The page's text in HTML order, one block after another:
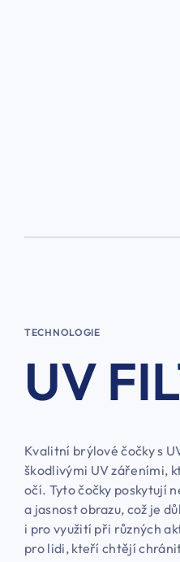
TECHNOLOGIE
UV
Kvalitní brýlové čočky s
škodlivými UV zářeními,
očí. Tyto čočky poskytují
a jasnost obrazu, což je
i pro využití při různých
pro lidi, kteří chtějí